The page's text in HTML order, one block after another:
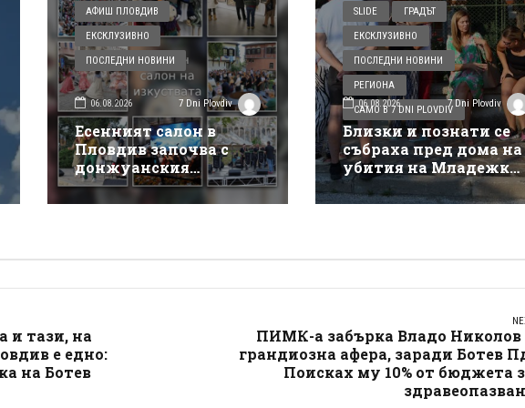
АФИШ ПЛОВДИВ
ЕКСКЛУЗИВНО
ПОСЛЕДНИ НОВИНИ
06.08.2026 7 Dni Plovdiv
Есенният салон в
Пловдив започва с
донжуанския
спектакъл на Деян
Донков
SLIDE ГРАДЪТ
ЕКСКЛУЗИВНО
ПОСЛЕДНИ НОВИНИ
РЕГИОНА
САМО В 7 DNI PLOVDIV
06.08.2026 7 Dni Plovdiv
Близки и познати се
събраха пред дома на
убития на Младежки
хълм: Не е педофил,
търсеше си
и тази, на
е едно:
на Ботев
ПИМК-а забърка Владо Николов
грандиозна афера, заради Ботев
Поисках му 10% от бюджета